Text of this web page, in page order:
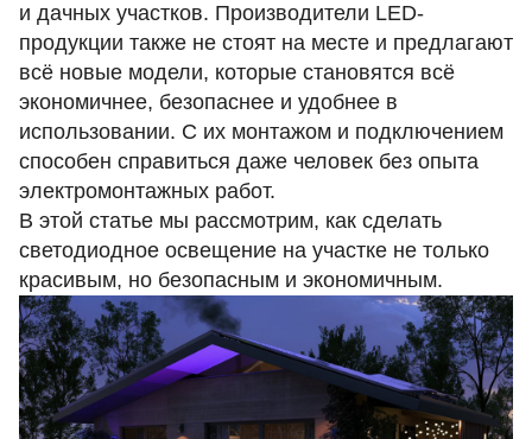
и дачных участков. Производители LED-
продукции также не стоят на месте и предлагают
всё новые модели, которые становятся всё
экономичнее, безопаснее и удобнее в
использовании. С их монтажом и подключением
способен справиться даже человек без опыта
электромонтажных работ.
В этой статье мы рассмотрим, как сделать
светодиодное освещение на участке не только
красивым, но безопасным и экономичным.